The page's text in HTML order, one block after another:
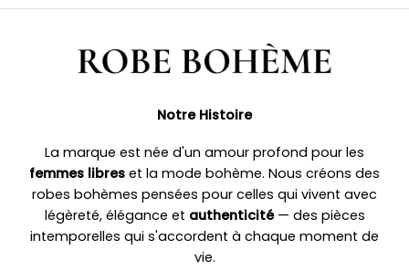
Notre Histoire
La marque est née d'un amour profond pour les
femmes libres et la mode bohème. Nous créons des
robes bohèmes pensées pour celles qui vivent avec
légèreté, élégance et authenticité— des pièces
intemporelles qui s'accordent à chaque moment de
vie.